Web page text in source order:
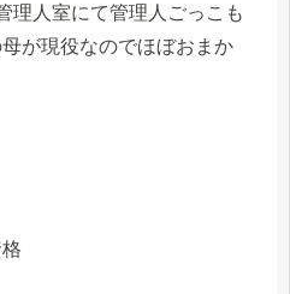
理人室にて管理人ごっこも
が現役なのでほぼおまか